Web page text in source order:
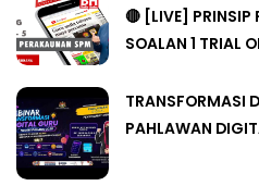
🔴 [LIVE] PRINSIP
SOALAN 1 TRIAL
TRANSFORMASI
PAHLAWAN